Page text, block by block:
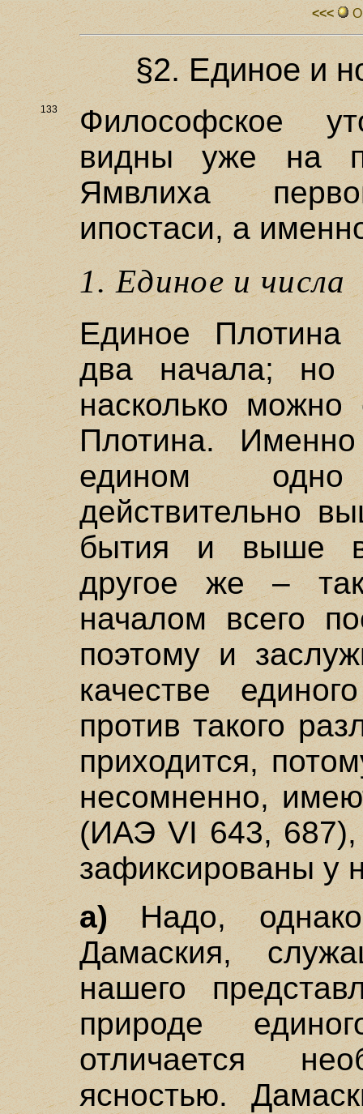
<<<
§2. Единое и
133
Философское
видны уже на
Ямвлиха
ипостаси, а
1. Единое и числа
Единое Плотина
два начала; но
насколько
Плотина.
едином
действительно
бытия и выше
другое же –
началом всего
поэтому и
качестве
против такого
приходится,
несомненно,
(ИАЭ VI 643,
зафиксированы у
а)Надо,
Дамаския,
нашего
природе
отличается
ясностью.